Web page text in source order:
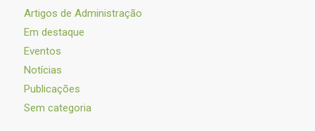
Artigos de Administração
Em destaque
Eventos
Notícias
Publicações
Sem categoria